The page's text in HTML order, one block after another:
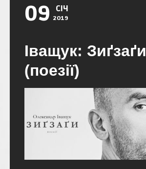
09 СІЧ
2019
Іващук: Зиґзаґи
(поезії)